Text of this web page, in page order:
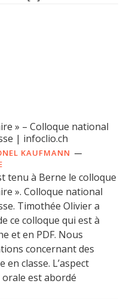
» – Colloque national
| infoclio.ch
KAUFMANN
tenu à Berne le colloque
». Colloque national
Timothée Olivier a
ce colloque qui est à
et en PDF. Nous
concernant des
en classe. L’aspect
orale est abordé